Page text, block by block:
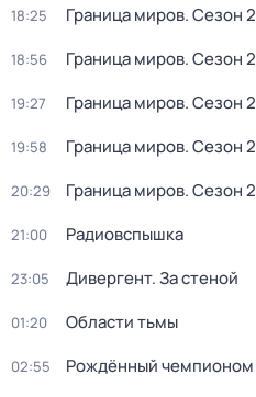
18:25 Граница миров. Сезон 2
18:56 Граница миров. Сезон 2
19:27 Граница миров. Сезон 2
19:58 Граница миров. Сезон 2
20:29 Граница миров. Сезон 2
21:00 Радиовспышка
23:05 Дивергент. За стеной
01:20 Области тьмы
02:55 Pождённый чемпиoном